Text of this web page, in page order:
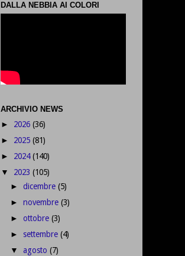
DALLA NEBBIA AI COLORI
ARCHIVIO NEWS
► 2026 (36)
► 2025 (81)
► 2024(140)
▼ 2023 (105)
►dicembre(5)
►novembre(3)
►ottobre(3)
► settembre(4)
▼agosto(7)